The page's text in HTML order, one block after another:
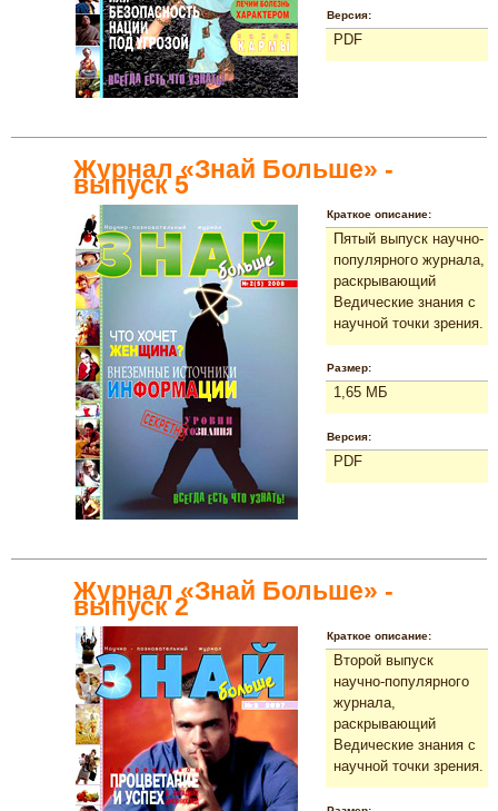
Версия:
PDF
Журнал «Знай Больше» -
выпуск 5
Краткое описание:
Пятый выпуск научно-
популярного журнала,
раскрывающий
Ведические знания с
научной точки зрения.
Размер:
1,65 МБ
Версия:
PDF
Журнал «Знай Больше» -
выпуск 2
Краткое описание:
Второй выпуск
научно-популярного
журнала,
раскрывающий
Ведические знания с
научной точки зрения.